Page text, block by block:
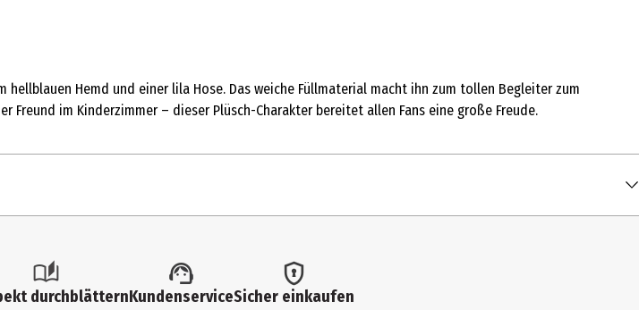
Hemd und einer lila Hose. Das weiche Füllmaterial macht ihn zum tollen Begleiter zum
Freund im Kinderzimmer – dieser Plüsch-Charakter bereitet allen Fans eine große Freude.
durchblätternKundenserviceSicher einkaufen